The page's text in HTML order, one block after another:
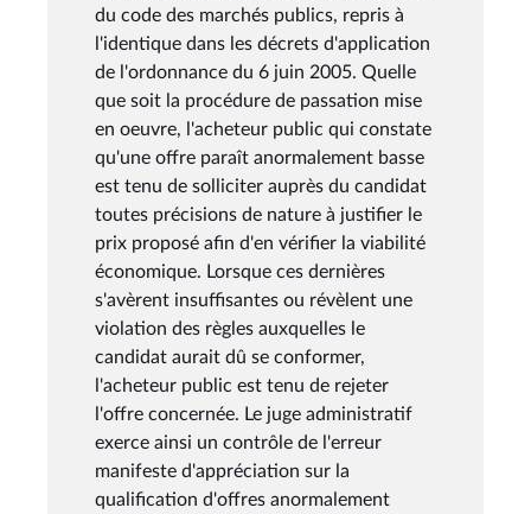
du code des marchés publics, repris à
l'identique dans les décrets d'application
de l'ordonnance du 6 juin 2005. Quelle
que soit la procédure de passation mise
en oeuvre, l'acheteur public qui constate
qu'une offre paraît anormalement basse
est tenu de solliciter auprès du candidat
toutes précisions de nature à justifier le
prix proposé afin d'en vérifier la viabilité
économique. Lorsque ces dernières
s'avèrent insuffisantes ou révèlent une
violation des règles auxquelles le
candidat aurait dû se conformer,
l'acheteur public est tenu de rejeter
l'offre concernée. Le juge administratif
exerce ainsi un contrôle de l'erreur
manifeste d'appréciation sur la
qualification d'offres anormalement